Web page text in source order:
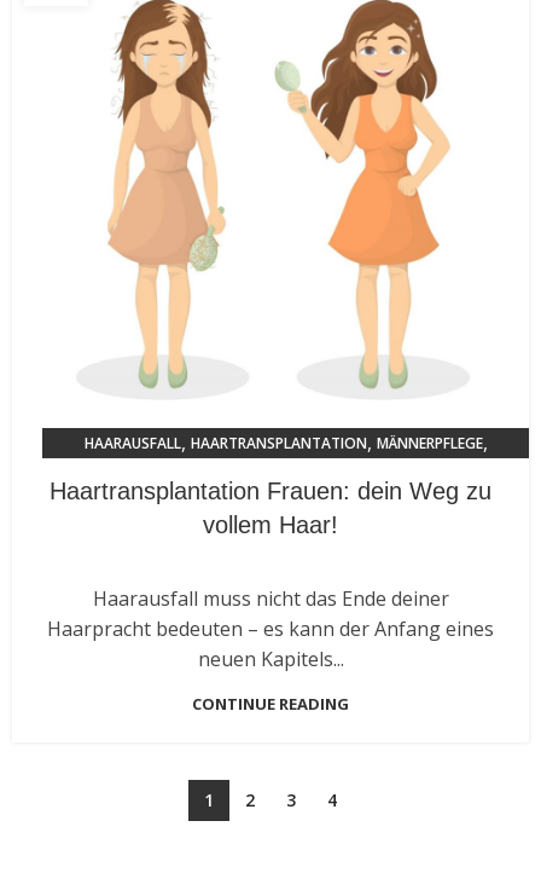
HAARAUSFALL, HAARTRANSPLANTATION, MÄNNERPFLEGE,
Haartransplantation Frauen: dein Weg zu
vollem Haar!
Haarausfall muss nicht das Ende deiner
Haarpracht bedeuten – es kann der Anfang eines
neuen Kapitels...
CONTINUE READING
1 2 3 4